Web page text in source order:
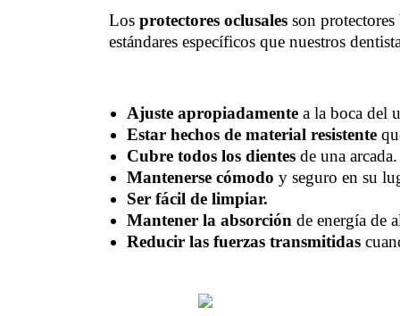
Los protectores oclusales son
estándares específicos que nuestros
Ajuste apropiadamente a la boca del
Estar hechos de material resistente
Cubre todos los dientes de una arcada.
Mantenerse cómodo y seguro en su
Ser fácil de limpiar.
Mantener la absorción de energía de
Reducir las fuerzas transmitidas